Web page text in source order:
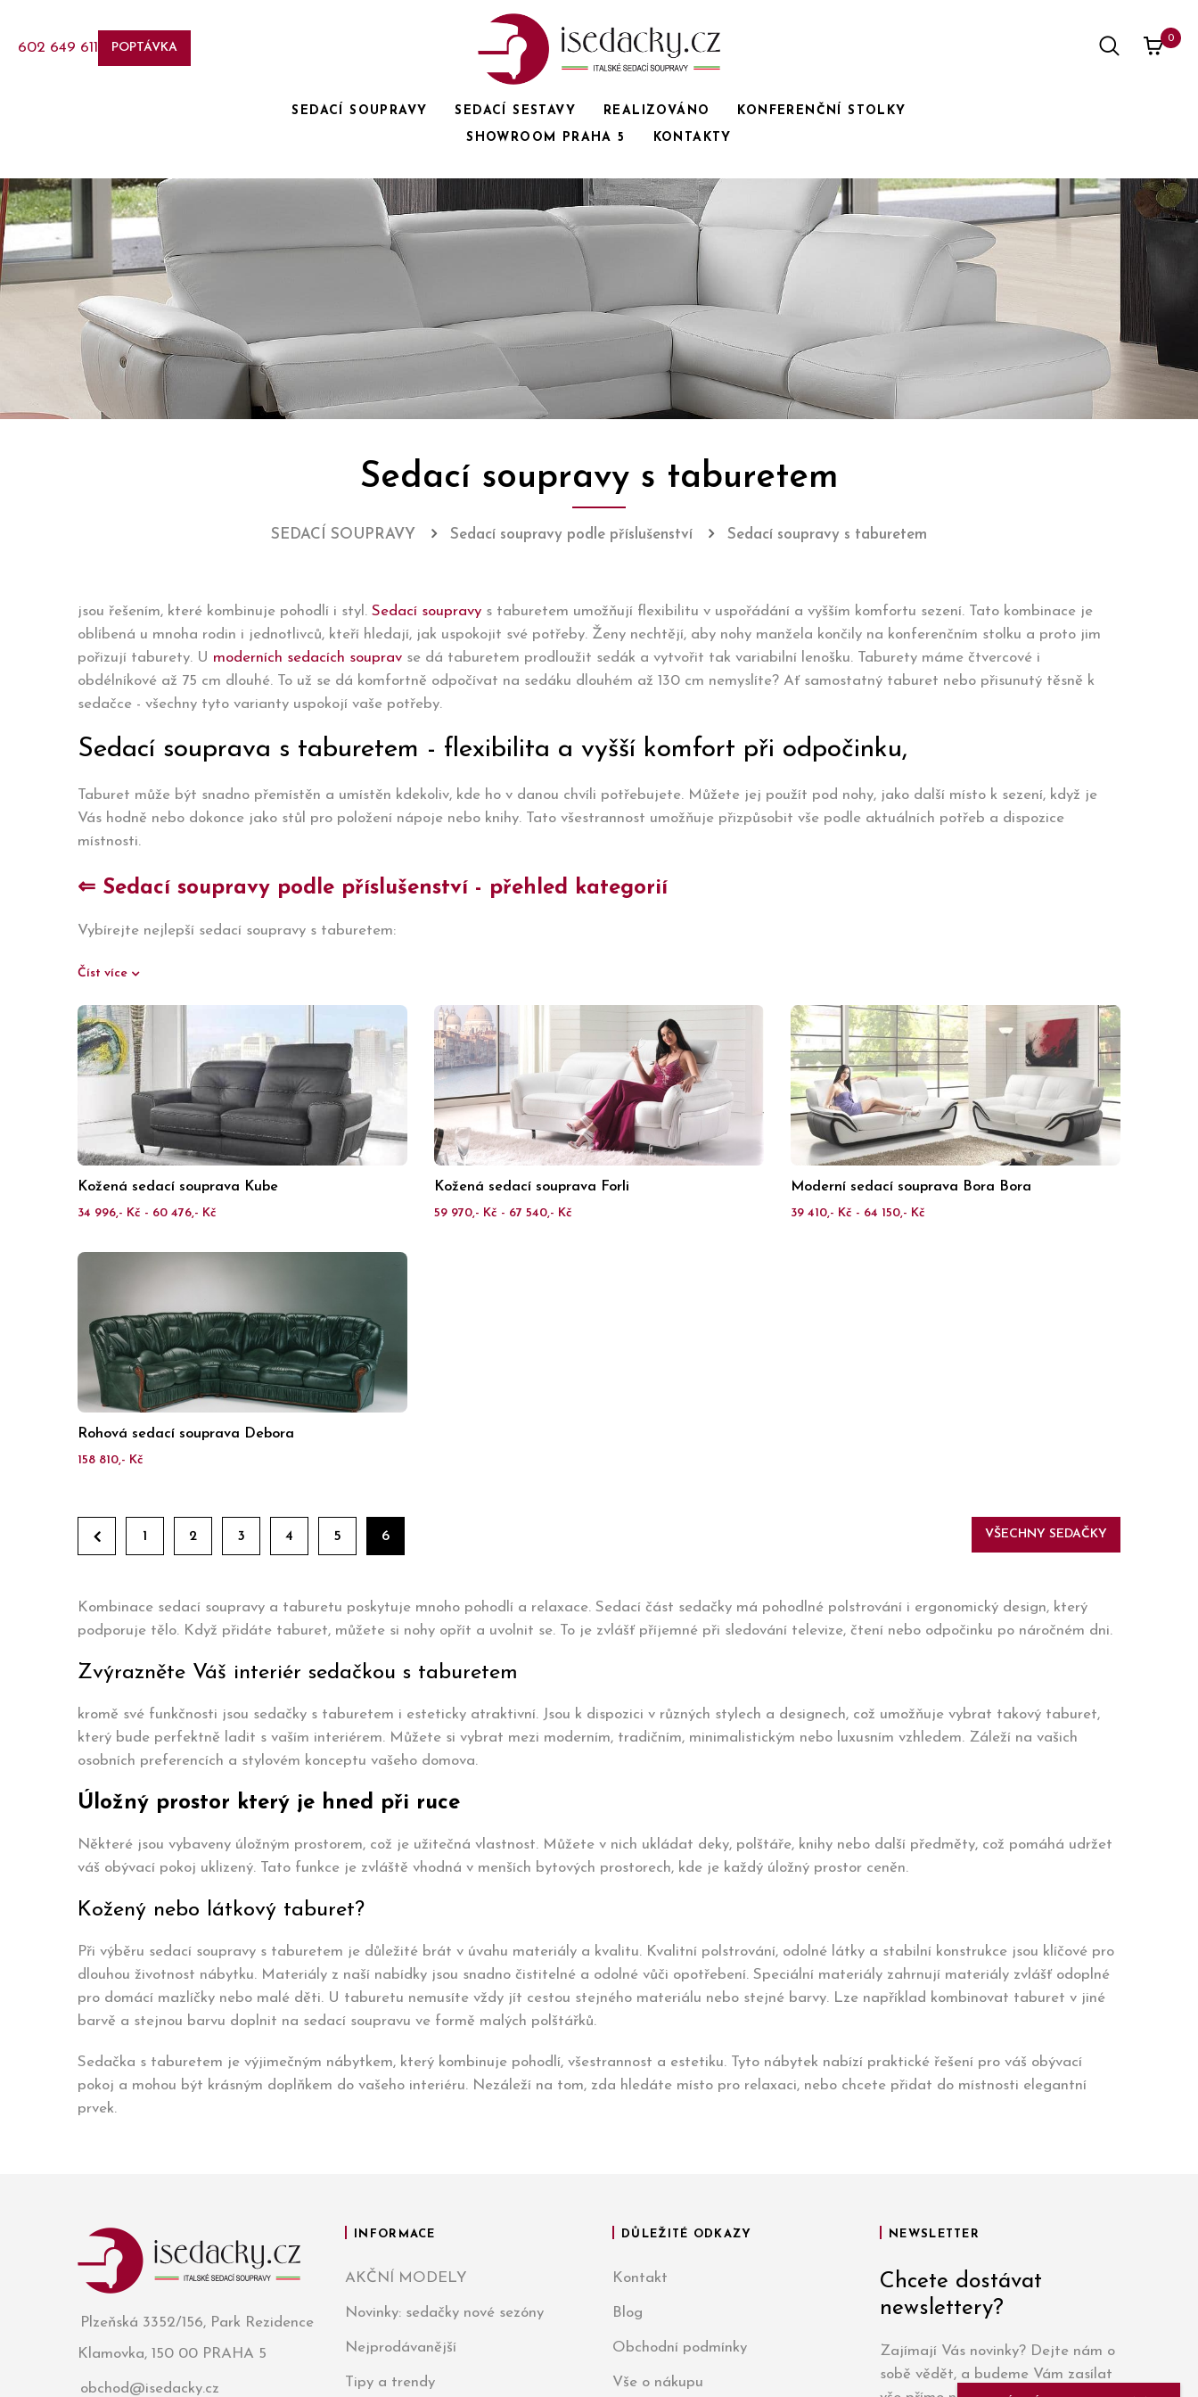
602 649 611 POPTÁVKA
SEDACÍ SOUPRAVY SEDACÍ SESTAVY REALIZOVÁNO
KONFERENČNÍ STOLKY
SHOWROOM PRAHA 5
KONTAKTY
0
Sedací soupravy s taburetem
SEDACÍ SOUPRAVY Sedací soupravy podle příslušenství Sedací soupravy s taburetem
jsou řešením, které kombinuje pohodlí i styl. Sedací soupravy s taburetem umožňují flexibilitu v uspořádání a vyšším komfortu sezení. Tato kombinace je
oblíbená u mnoha rodin i jednotlivců, kteří hledají, jak uspokojit své potřeby. Ženy nechtějí, aby nohy manžela končily na konferenčním stolku a proto jim
pořizují taburety. U moderních sedacích souprav se dá taburetem prodloužit sedák a vytvořit tak variabilní lenošku. Taburety máme čtvercové i
obdélníkové až 75 cm dlouhé. To už se dá komfortně odpočívat na sedáku dlouhém až 130 cm nemyslíte? Ať samostatný taburet nebo přisunutý těsně k
sedačce - všechny tyto varianty uspokojí vaše potřeby.
Sedací souprava s taburetem - flexibilita a vyšší komfort při odpočinku,
Taburet může být snadno přemístěn a umístěn kdekoliv, kde ho v danou chvíli potřebujete. Můžete jej použít pod nohy, jako další místo k sezení, když je
Vás hodně nebo dokonce jako stůl pro položení nápoje nebo knihy. Tato všestrannost umožňuje přizpůsobit vše podle aktuálních potřeb a dispozice
místnosti.
⇐ Sedací soupravy podle příslušenství - přehled kategorií
Vybírejte nejlepší sedací soupravy s taburetem:
Číst více
Kožená sedací souprava Kube
34 996,- Kč - 60 476,- Kč
Kožená sedací souprava Forli
59 970,- Kč - 67 540,- Kč
Moderní sedací souprava Bora Bora
39 410,- Kč - 64 150,- Kč
Rohová sedací souprava Debora
158 810,- Kč
1 2 3 4 5 6 VŠECHNY SEDAČKY
Kombinace sedací soupravy a taburetu poskytuje mnoho pohodlí a relaxace. Sedací část sedačky má pohodlné polstrování i ergonomický design, který
podporuje tělo. Když přidáte taburet, můžete si nohy opřít a uvolnit se. To je zvlášť příjemné při sledování televize, čtení nebo odpočinku po náročném dni.
Zvýrazněte Váš interiér sedačkou s taburetem
kromě své funkčnosti jsou sedačky s taburetem i esteticky atraktivní. Jsou k dispozici v různých stylech a designech, což umožňuje vybrat takový taburet,
který bude perfektně ladit s vaším interiérem. Můžete si vybrat mezi moderním, tradičním, minimalistickým nebo luxusním vzhledem. Záleží na vašich
osobních preferencích a stylovém konceptu vašeho domova.
Úložný prostor který je hned při ruce
Některé jsou vybaveny úložným prostorem, což je užitečná vlastnost. Můžete v nich ukládat deky, polštáře, knihy nebo další předměty, což pomáhá udržet
váš obývací pokoj uklizený. Tato funkce je zvláště vhodná v menších bytových prostorech, kde je každý úložný prostor ceněn.
Kožený nebo látkový taburet?
Při výběru sedací soupravy s taburetem je důležité brát v úvahu materiály a kvalitu. Kvalitní polstrování, odolné látky a stabilní konstrukce jsou klíčové pro
dlouhou životnost nábytku. Materiály z naší nabídky jsou snadno čistitelné a odolné vůči opotřebení. Speciální materiály zahrnují materiály zvlášť odoplné
pro domácí mazlíčky nebo malé děti. U taburetu nemusíte vždy jít cestou stejného materiálu nebo stejné barvy. Lze například kombinovat taburet v jiné
barvě a stejnou barvu doplnit na sedací soupravu ve formě malých polštářků.
Sedačka s taburetem je výjimečným nábytkem, který kombinuje pohodlí, všestrannost a estetiku. Tyto nábytek nabízí praktické řešení pro váš obývací
pokoj a mohou být krásným doplňkem do vašeho interiéru. Nezáleží na tom, zda hledáte místo pro relaxaci, nebo chcete přidat do místnosti elegantní
prvek.
Plzeňská 3352/156, Park Rezidence
Klamovka, 150 00 PRAHA 5
obchod@isedacky.cz
INFORMACE
AKČNÍ MODELY
Novinky: sedačky nové sezóny
Nejprodávanější
Tipy a trendy
DŮLEŽITÉ ODKAZY
Kontakt
Blog
Obchodní podmínky
Vše o nákupu
NEWSLETTER
Chcete dostávat
newslettery?
Zajímají Vás novinky? Dejte nám o
sobě vědět, a budeme Vám zasílat